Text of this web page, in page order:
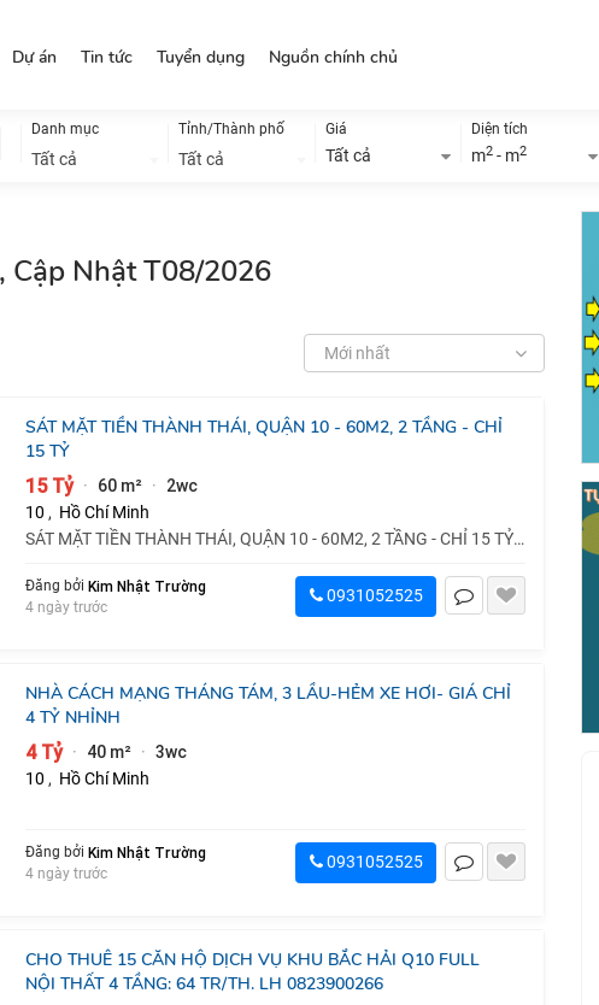
Dự án Tin tức Tuyển dụng Nguồn chính chủ
Danh mục
Tất cả
Tỉnh/Thành phố
Tất cả
Giá
Tất cả
Diện tích
m2 - m2
Cập Nhật T08/2026
Mới nhất
SÁT MẶT TIỀN THÀNH THÁI, QUẬN 10 - 60M2, 2 TẦNG - CHỈ
15 TỶ
15 Tỷ · 60 m² · 2wc
10 , Hồ Chí Minh
SÁT MẶT TIỀN THÀNH THÁI, QUẬN 10 - 60M2, 2 TẦNG - CHỈ 15 TỶ -
Đăng bởi Kim Nhật Trường
4 ngày trước
0931052525
NHÀ CÁCH MẠNG THÁNG TÁM, 3 LẦU-HẺM XE HƠI- GIÁ CHỈ
4 TỶ NHỈNH
4 Tỷ · 40 m² · 3wc
10 , Hồ Chí Minh
Đăng bởi Kim Nhật Trường
4 ngày trước
0931052525
CHO THUÊ 15 CĂN HỘ DỊCH VỤ KHU BẮC HẢI Q10 FULL
NỘI THẤT 4 TẦNG: 64 TR/TH. LH 0823900266